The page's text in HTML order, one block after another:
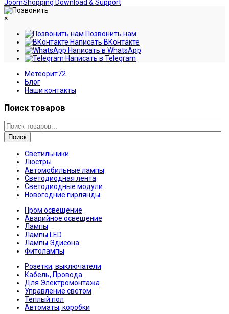
JoomShopping Download & Support
×
Позвонить нам
Написать ВКонтакте
Написать в WhatsApp
Написать в Telegram
Метеорит72
Блог
Наши контакты
Поиск товаров
Поиск
Светильники
Люстры
Автомобильные лампы
Светодиодная лента
Светодиодные модули
Новогодние гирлянды
Пром освещение
Аварийное освещение
Лампы
Лампы LED
Лампы Эдисона
Фитолампы
Розетки, выключатели
Кабель, Провода
Для Электромонтажа
Управление светом
Теплый пол
Автоматы, коробки